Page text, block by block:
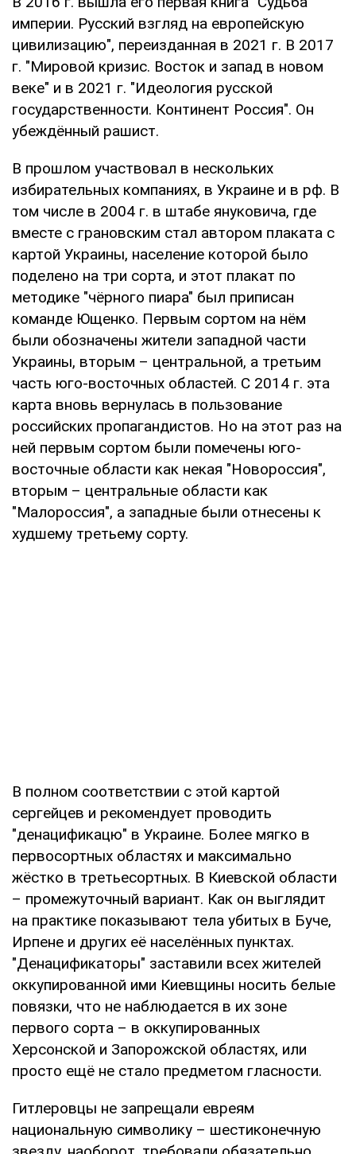
империи. Русский взгляд на европейскую
цивилизацию", переизданная в 2021 г. В 2017
г. "Мировой кризис. Восток и запад в новом
веке" и в 2021 г. "Идеология русской
государственности. Континент Россия". Он
убеждённый рашист.
В прошлом участвовал в нескольких
избирательных компаниях, в Украине и в рф. В
том числе в 2004 г. в штабе януковича, где
вместе с грановским стал автором плаката с
картой Украины, население которой было
поделено на три сорта, и этот плакат по
методике "чёрного пиара" был приписан
команде Ющенко. Первым сортом на нём
были обозначены жители западной части
Украины, вторым – центральной, а третьим
часть юго-восточных областей. С 2014 г. эта
карта вновь вернулась в пользование
российских пропагандистов. Но на этот раз на
ней первым сортом были помечены юго-
восточные области как некая "Новороссия",
вторым – центральные области как
"Малороссия", а западные были отнесены к
худшему третьему сорту.
В полном соответствии с этой картой
сергейцев и рекомендует проводить
"денацификацю" в Украине. Более мягко в
первосортных областях и максимально
жёстко в третьесортных. В Киевской области
– промежуточный вариант. Как он выглядит
на практике показывают тела убитых в Буче,
Ирпене и других её населённых пунктах.
"Денацификаторы" заставили всех жителей
оккупированной ими Киевщины носить белые
повязки, что не наблюдается в их зоне
первого сорта – в оккупированных
Херсонской и Запорожской областях, или
просто ещё не стало предметом гласности.
Гитлеровцы не запрещали евреям
национальную символику – шестиконечную